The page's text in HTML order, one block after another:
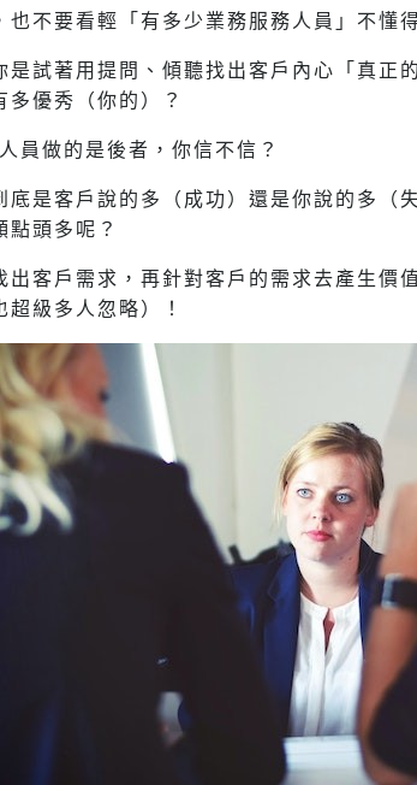
不要看輕「有多少業務服務人員」不懂
是試著用提問、傾聽找出客戶內心「真正
優秀（你的）？
員做的是後者，你信不信？
底是客戶說的多（成功）還是你說的多（
頭多呢？
出客戶需求，再針對客戶的需求去產生價
級多人忽略）！